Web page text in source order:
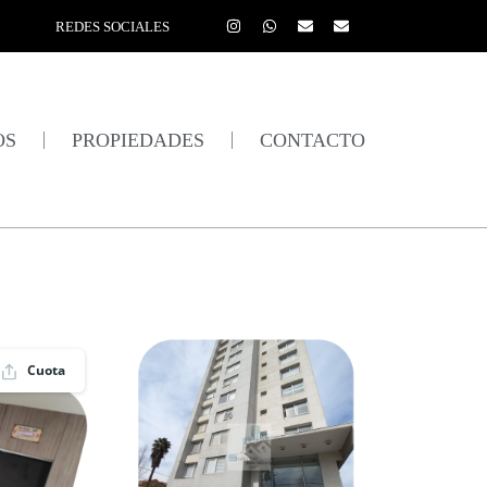
REDES SOCIALES
PROPIEDADES CONTACTO
Cuota